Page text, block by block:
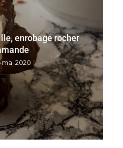
enrobage rocher
mai 2020